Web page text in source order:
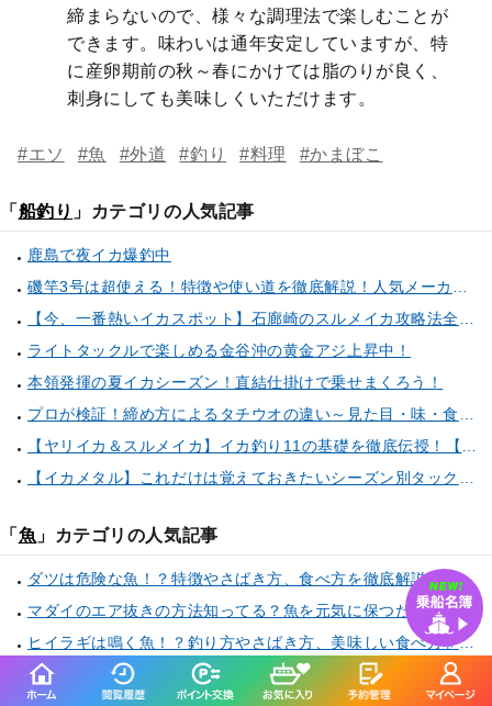
締まらないので、様々な調理法で楽しむことが
できます。味わいは通年安定していますが、特
に産卵期前の秋～春にかけては脂のりが良く、
刺身にしても美味しくいただけます。
#エソ #魚 #外道 #釣り #料理 #かまぼこ
「 船釣り 」カテゴリの人気記事
鹿島で夜イカ爆釣中
ライトタックルで楽しめる金谷沖の黄金アジ上昇中！
本領発揮の夏イカシーズン！直結仕掛けで乗せまくろう！
「 魚 」カテゴリの人気記事
ダツは危険な魚！？特徴やさばき方、食べ方を徹底解説！サヨリとの見分け方もご紹介
マダイのエア抜きの方法知ってる？魚を元気に保つためにマスターしよう！
ヒイラギは鳴く魚！？釣り方やさばき方、美味しい食べ方を知って「外道」の魅力を感じよう！
オジサンは美味しい魚！？特徴やさばき方、食べ方を徹底解説！変わった名前の魚もご紹介